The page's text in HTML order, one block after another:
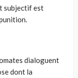
subjectif est
dialoguent
dont la